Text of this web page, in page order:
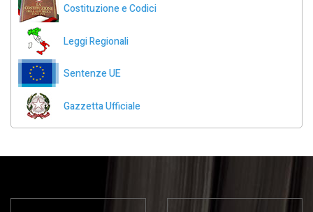
Costituzione e Codici
Leggi Regionali
Sentenze UE
Gazzetta Ufficiale